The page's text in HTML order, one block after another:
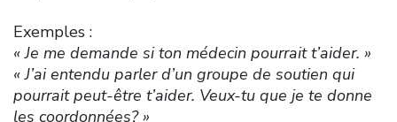
Exemples :
« Je me demande si ton médecin pourrait t’aider. »
« J’ai entendu parler d’un groupe de soutien qui
pourrait peut-être t’aider. Veux-tu que je te donne
les coordonnées? »